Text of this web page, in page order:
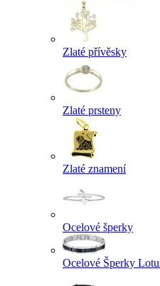
Zlaté přívěsky
Zlaté prsteny
Zlaté znamení
Ocelové šperky
Ocelové Šperky